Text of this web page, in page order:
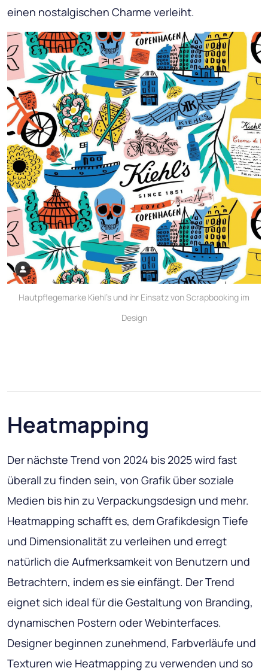
einen nostalgischen Charme verleiht.
Hautpflegemarke Kiehl's und ihr Einsatz von Scrapbooking im
Design
Heatmapping
Der nächste Trend von 2024 bis 2025 wird fast
überall zu finden sein, von Grafik über soziale
Medien bis hin zu Verpackungsdesign und mehr.
Heatmapping schafft es, dem Grafikdesign Tiefe
und Dimensionalität zu verleihen und erregt
natürlich die Aufmerksamkeit von Benutzern und
Betrachtern, indem es sie einfängt. Der Trend
eignet sich ideal für die Gestaltung von Branding,
dynamischen Postern oder Webinterfaces.
Designer beginnen zunehmend, Farbverläufe und
Texturen wie Heatmapping zu verwenden und so